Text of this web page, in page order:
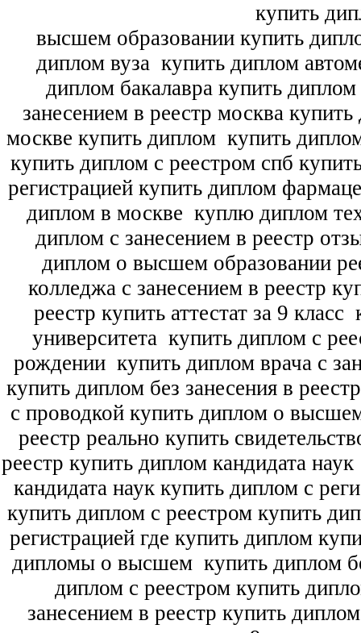
купить
высшем образовании купить
диплом вуза купить диплом
диплом бакалавра купить
занесением в реестр москва
москве купить диплом купить
купить диплом с реестром спб
регистрацией купить диплом
диплом в москве куплю диплом
диплом с занесением в реестр
диплом о высшем образовании
колледжа с занесением в реестр
реестр купить аттестат за 9 класс
университета купить диплом с
рождении купить диплом врача с
купить диплом без занесения в
с проводкой купить диплом о
реестр реально купить
реестр купить диплом кандидата наук
кандидата наук купить диплом с
купить диплом с реестром купить
регистрацией где купить диплом
дипломы о высшем купить диплом
диплом с реестром купить
занесением в реестр купить